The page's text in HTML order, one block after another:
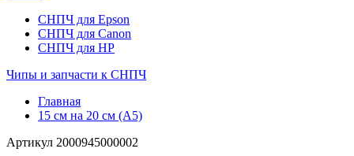
СНПЧ для Epson
СНПЧ для Canon
СНПЧ для HP
Чипы и запчасти к СНПЧ
Главная
15 см на 20 см (A5)
Артикул 2000945000002